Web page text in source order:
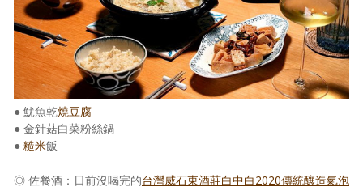
● 魷魚乾燒豆腐
● 金針菇白菜粉絲鍋
● 糙米飯
◎ 佐餐酒：日前沒喝完的台灣威石東酒莊白中白2020傳統釀造氣泡